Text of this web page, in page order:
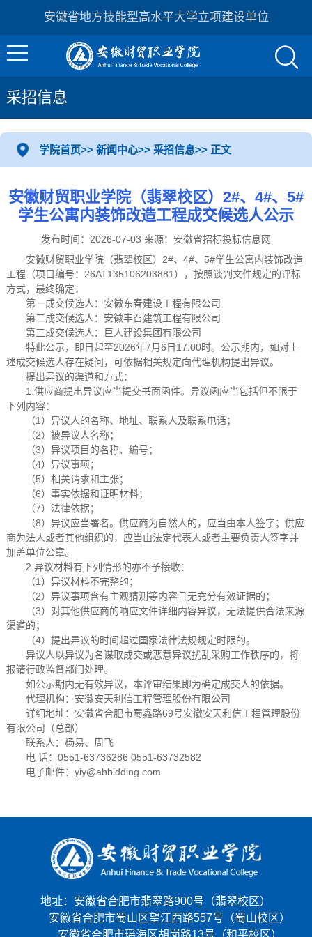
安徽省地方技能型高水平大学立项建设单位
采招信息
学院首页>> 新闻中心>> 采招信息>> 正文
安徽财贸职业学院（翡翠校区）2#、4#、5#
学生公寓内装饰改造工程成交候选人公示
发布时间：2026-07-03 来源：安徽省招标投标信息网
安徽财贸职业学院（翡翠校区）2#、4#、5#学生公寓内装饰改造
工程（项目编号：26AT135106203881），按照谈判文件规定的评标
方式，最终确定：
第一成交候选人：安徽东春建设工程有限公司
第二成交候选人：安徽丰召建筑工程有限公司
第三成交候选人：巨人建设集团有限公司
特此公示，即日起至2026年7月6日17:00时。公示期内，如对上
述成交候选人存在疑问，可依据相关规定向代理机构提出异议。
提出异议的渠道和方式：
1.供应商提出异议应当提交书面函件。异议函应当包括但不限于
下列内容：
（1）异议人的名称、地址、联系人及联系电话；
（2）被异议人名称；
（3）异议项目的名称、编号；
（4）异议事项；
（5）相关请求和主张；
（6）事实依据和证明材料；
（7）法律依据；
（8）异议应当署名。供应商为自然人的，应当由本人签字；供应
商为法人或者其他组织的，应当由法定代表人或者主要负责人签字并
加盖单位公章。
2.异议材料有下列情形的亦不予接收：
（1）异议材料不完整的；
（2）异议事项含有主观猜测等内容且无充分有效证据的；
（3）对其他供应商的响应文件详细内容异议，无法提供合法来源
渠道的；
（4）提出异议的时间超过国家法律法规规定时限的。
异议人以异议为名谋取成交或恶意异议扰乱采购工作秩序的，将
报请行政监督部门处理。
如公示期内无有效异议，本评审结果即为确定成交人的依据。
代理机构：安徽安天利信工程管理股份有限公司
详细地址：安徽省合肥市蜀鑫路69号安徽安天利信工程管理股份
有限公司（总部）
联系人：杨易、周飞
电 话：0551-63736286 0551-63732582
电子邮件：yiy@ahbidding.com
地址：安徽省合肥市翡翠路900号（翡翠校区）
安徽省合肥市蜀山区望江西路557号（蜀山校区）
安徽省合肥市瑶海区胡岗路13号（和平校区）